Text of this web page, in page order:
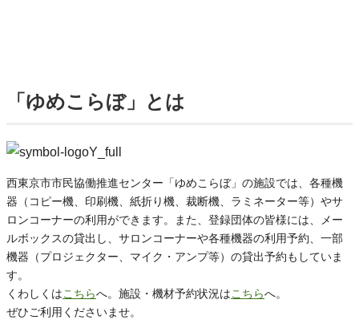
「ゆめこらぼ」とは
西東京市市民協働推進センター「ゆめこらぼ」の施設では、各種機
器（コピー機、印刷機、紙折り機、裁断機、ラミネーター等）やサ
ロンコーナーの利用ができます。また、登録団体の皆様には、メー
ルボックスの貸出し、サロンコーナーや各種機器の利用予約、一部
機器（プロジェクター、マイク・アンプ等）の貸出予約もしていま
す。
くわしくはこちらへ。施設・機材予約状況はこちらへ。
ぜひご利用くださいませ。